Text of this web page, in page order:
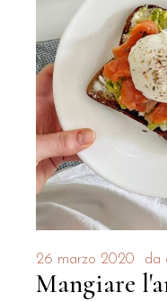
26 marzo 2020 da
Mangiare